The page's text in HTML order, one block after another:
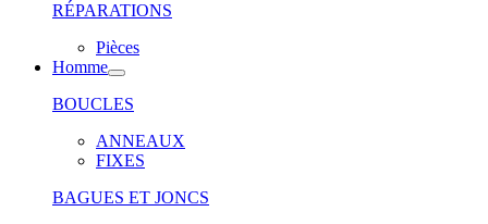
RÉPARATIONS
Pièces
Homme
BOUCLES
ANNEAUX
FIXES
BAGUES ET JONCS